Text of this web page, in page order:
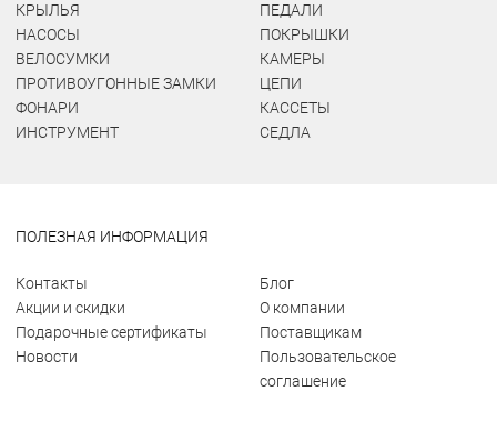
КРЫЛЬЯ
НАСОСЫ
ВЕЛОСУМКИ
ПРОТИВОУГОННЫЕ ЗАМКИ
ФОНАРИ
ИНСТРУМЕНТ
ПЕДАЛИ
ПОКРЫШКИ
КАМЕРЫ
ЦЕПИ
КАССЕТЫ
СЕДЛА
ПОЛЕЗНАЯ ИНФОРМАЦИЯ
Контакты
Акции и скидки
Подарочные сертификаты
Новости
Блог
О компании
Поставщикам
Пользовательское
соглашение